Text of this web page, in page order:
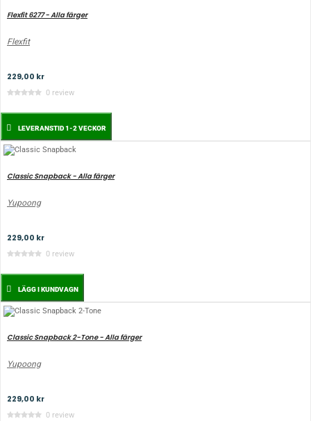
Flexfit 6277 - Alla färger
Flexfit
229,00 kr
0 review
LEVERANSTID 1-2 VECKOR
Classic Snapback - Alla färger
Yupoong
229,00 kr
0 review
LÄGG I KUNDVAGN
Classic Snapback 2-Tone - Alla färger
Yupoong
229,00 kr
0 review